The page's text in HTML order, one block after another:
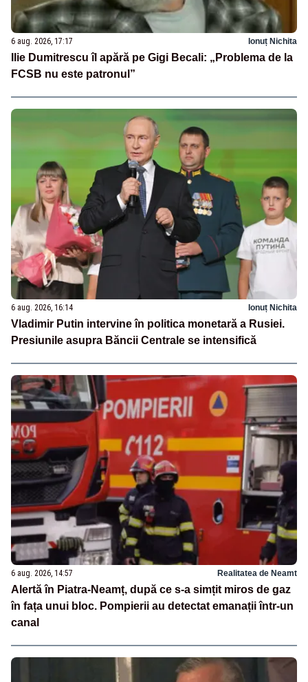
6 aug. 2026, 17:17 Ionuț Nichita
Ilie Dumitrescu îl apără pe Gigi Becali: „Problema de la
FCSB nu este patronul”
6 aug. 2026, 16:14 Ionuț Nichita
Vladimir Putin intervine în politica monetară a Rusiei.
Presiunile asupra Băncii Centrale se intensifică
6 aug. 2026, 14:57 Realitatea de Neamt
Alertă în Piatra-Neamț, după ce s-a simțit miros de gaz
în fața unui bloc. Pompierii au detectat emanații într-un
canal